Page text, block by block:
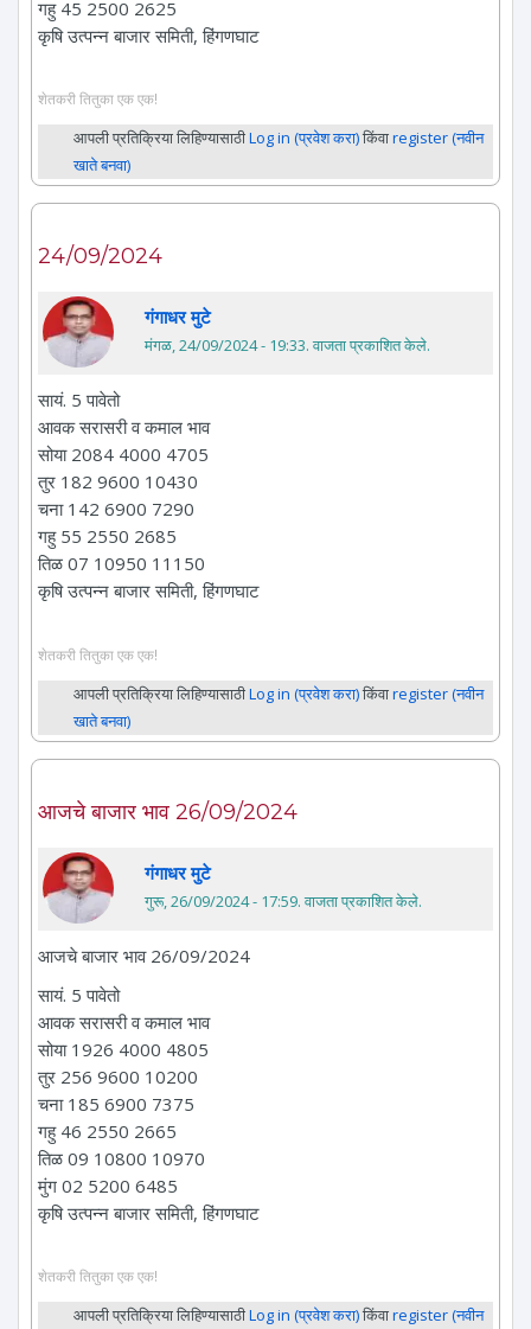
गहु 45 2500 2625
कृषि उत्पन्न बाजार समिती, हिंगणघाट
शेतकरी तितुका एक एक!
आपली प्रतिक्रिया लिहिण्यासाठीLog in (प्रवेश करा)किंवाregister (नवीन
खाते बनवा)
24/09/2024
गंगाधर मुटे
मंगळ, 24/09/2024 - 19:33. वाजता प्रकाशित केले.
सायं. 5 पावेतो
आवक सरासरी व कमाल भाव
सोया 2084 4000 4705
तुर 182 9600 10430
चना 142 6900 7290
गहु 55 2550 2685
तिळ 07 10950 11150
कृषि उत्पन्न बाजार समिती, हिंगणघाट
शेतकरी तितुका एक एक!
आपली प्रतिक्रिया लिहिण्यासाठीLog in (प्रवेश करा)किंवाregister (नवीन
खाते बनवा)
आजचे बाजार भाव 26/09/2024
गंगाधर मुटे
गुरू, 26/09/2024 - 17:59. वाजता प्रकाशित केले.
आजचे बाजार भाव 26/09/2024
सायं. 5 पावेतो
आवक सरासरी व कमाल भाव
सोया 1926 4000 4805
तुर 256 9600 10200
चना 185 6900 7375
गहु 46 2550 2665
तिळ 09 10800 10970
मुंग 02 5200 6485
कृषि उत्पन्न बाजार समिती, हिंगणघाट
शेतकरी तितुका एक एक!
आपली प्रतिक्रिया लिहिण्यासाठीLog in (प्रवेश करा)किंवाregister (नवीन